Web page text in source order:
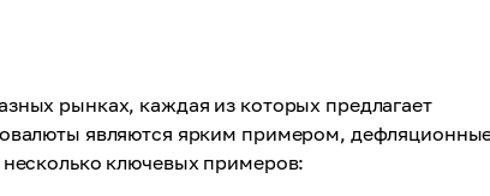
рынках, каждая из которых предлагает
являются ярким примером,
ключевых примеров: